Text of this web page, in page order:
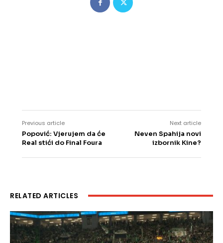
Previous article
Popović: Vjerujem da će
Real stići do Final Foura
Next article
Neven Spahija novi
izbornik Kine?
RELATED ARTICLES